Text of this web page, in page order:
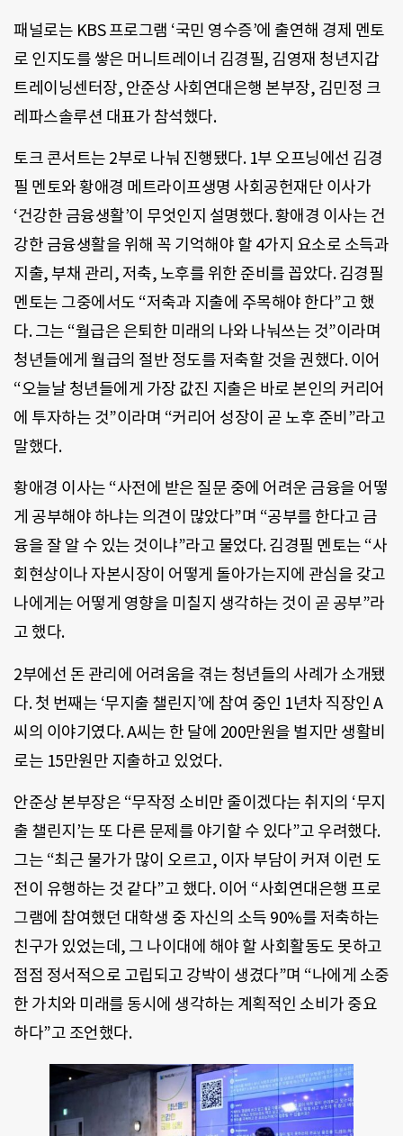
패널로는 KBS 프로그램 ‘국민 영수증’에 출연해 경제 멘토
로 인지도를 쌓은 머니트레이너 김경필, 김영재 청년지갑
트레이닝센터장, 안준상 사회연대은행 본부장, 김민정 크
레파스솔루션 대표가 참석했다.
토크 콘서트는 2부로 나눠 진행됐다. 1부 오프닝에선 김경
필 멘토와 황애경 메트라이프생명 사회공헌재단 이사가
‘건강한 금융생활’이 무엇인지 설명했다. 황애경 이사는 건
강한 금융생활을 위해 꼭 기억해야 할 4가지 요소로 소득과
지출, 부채 관리, 저축, 노후를 위한 준비를 꼽았다. 김경필
멘토는 그중에서도 “저축과 지출에 주목해야 한다”고 했
다. 그는 “월급은 은퇴한 미래의 나와 나눠쓰는 것”이라며
청년들에게 월급의 절반 정도를 저축할 것을 권했다. 이어
“오늘날 청년들에게 가장 값진 지출은 바로 본인의 커리어
에 투자하는 것”이라며 “커리어 성장이 곧 노후 준비”라고
말했다.
황애경 이사는 “사전에 받은 질문 중에 어려운 금융을 어떻
게 공부해야 하냐는 의견이 많았다”며 “공부를 한다고 금
융을 잘 알 수 있는 것이냐”라고 물었다. 김경필 멘토는 “사
회현상이나 자본시장이 어떻게 돌아가는지에 관심을 갖고
나에게는 어떻게 영향을 미칠지 생각하는 것이 곧 공부”라
고 했다.
2부에선 돈 관리에 어려움을 겪는 청년들의 사례가 소개됐
다. 첫 번째는 ‘무지출 챌린지’에 참여 중인 1년차 직장인 A
씨의 이야기였다. A씨는 한 달에 200만원을 벌지만 생활비
로는 15만원만 지출하고 있었다.
안준상 본부장은 “무작정 소비만 줄이겠다는 취지의 ‘무지
출 챌린지’는 또 다른 문제를 야기할 수 있다”고 우려했다.
그는 “최근 물가가 많이 오르고, 이자 부담이 커져 이런 도
전이 유행하는 것 같다”고 했다. 이어 “사회연대은행 프로
그램에 참여했던 대학생 중 자신의 소득 90%를 저축하는
친구가 있었는데, 그 나이대에 해야 할 사회활동도 못하고
점점 정서적으로 고립되고 강박이 생겼다”며 “나에게 소중
한 가치와 미래를 동시에 생각하는 계획적인 소비가 중요
하다”고 조언했다.